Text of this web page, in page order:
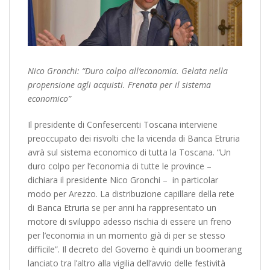
Nico Gronchi: “Duro colpo all’economia. Gelata nella
propensione agli acquisti. Frenata per il sistema
economico”
Il presidente di Confesercenti Toscana interviene
preoccupato dei risvolti che la vicenda di Banca Etruria
avrà sul sistema economico di tutta la Toscana. “Un
duro colpo per l’economia di tutte le province –
dichiara il presidente Nico Gronchi – in particolar
modo per Arezzo. La distribuzione capillare della rete
di Banca Etruria se per anni ha rappresentato un
motore di sviluppo adesso rischia di essere un freno
per l’economia in un momento già di per se stesso
difficile”. Il decreto del Governo è quindi un boomerang
lanciato tra l’altro alla vigilia dell’avvio delle festività